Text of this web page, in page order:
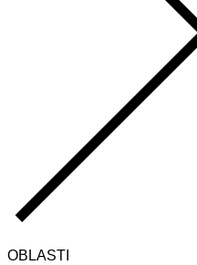
OBLASTI